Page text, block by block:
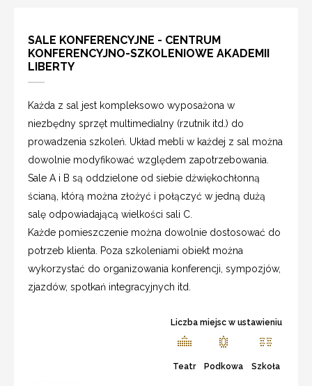
SALE KONFERENCYJNE - CENTRUM
KONFERENCYJNO-SZKOLENIOWE AKADEMII
LIBERTY
Każda z sal jest kompleksowo wyposażona w
niezbędny sprzęt multimedialny (rzutnik itd.) do
prowadzenia szkoleń. Układ mebli w każdej z sal można
dowolnie modyfikować względem zapotrzebowania.
Sale A i B są oddzielone od siebie dźwiękochłonną
ścianą, którą można złożyć i połączyć w jedną dużą
salę odpowiadającą wielkości sali C.
Każde pomieszczenie można dowolnie dostosować do
potrzeb klienta. Poza szkoleniami obiekt można
wykorzystać do organizowania konferencji, sympozjów,
zjazdów, spotkań integracyjnych itd.
Liczba miejsc w ustawieniu
Teatr Podkowa Szkoła